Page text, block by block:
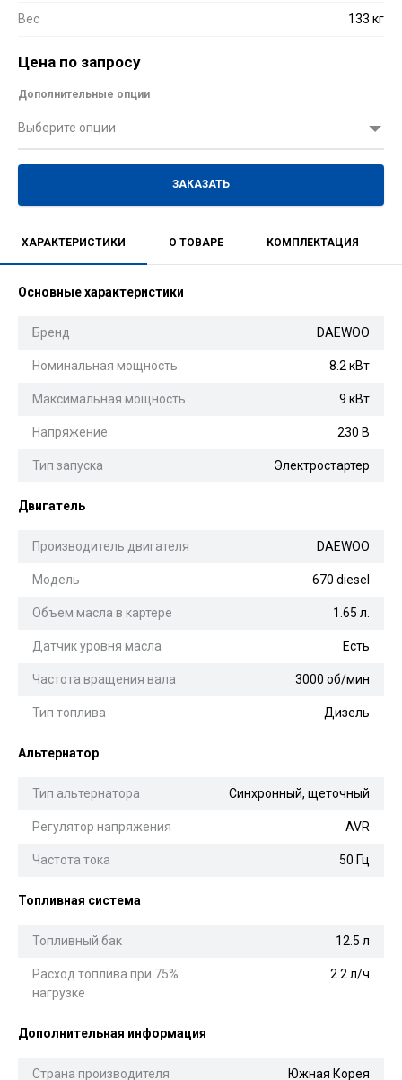
Вес 133 кг
Цена по запросу
Дополнительные опции
Выберите опции
ЗАКАЗАТЬ
ХАРАКТЕРИСТИКИ О ТОВАРЕ КОМПЛЕКТАЦИЯ
Основные характеристики
Бренд DAEWOO
Номинальная мощность 8.2 кВт
Максимальная мощность 9 кВт
Напряжение 230 В
Тип запуска Электростартер
Двигатель
Производитель двигателя DAEWOO
Модель 670 diesel
Объем масла в картере 1.65 л.
Датчик уровня масла Есть
Частота вращения вала 3000 об/мин
Тип топлива Дизель
Альтернатор
Тип альтернатора Синхронный, щеточный
Регулятор напряжения AVR
Частота тока 50 Гц
Топливная система
Топливный бак 12.5 л
Расход топлива при 75%
нагрузке
2.2 л/ч
Дополнительная информация
Страна производителя Южная Корея